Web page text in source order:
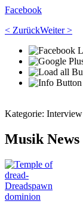
Facebook
< ZurückWeiter >
Kategorie: Interview
Musik News